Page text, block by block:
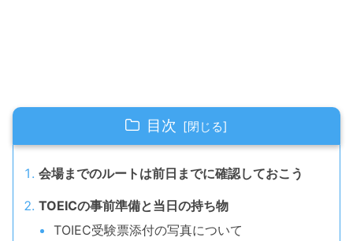
目次
会場までのルートは前日までに確認しておこう
TOEICの事前準備と当日の持ち物
TOIEC受験票添付の写真について